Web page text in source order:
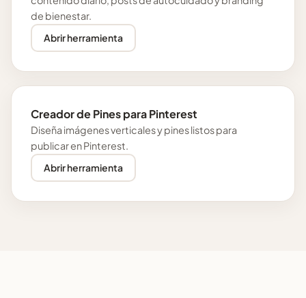
de bienestar.
Abrir herramienta
Creador de Pines para Pinterest
Diseña imágenes verticales y pines listos para
publicar en Pinterest.
Abrir herramienta